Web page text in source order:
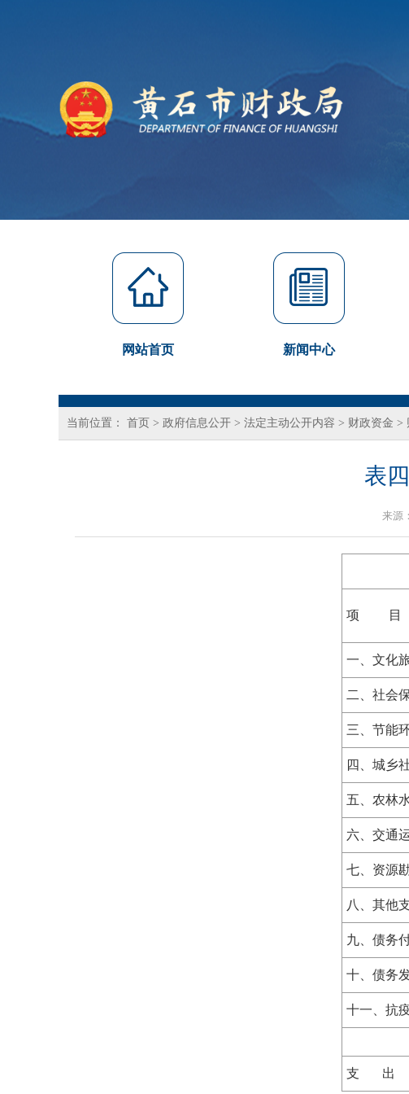
网站首页 新闻中心
当前位置： 首页 > 政府信息公开 > 法定主动公开内容 > 财政资金 >
表
来源：
项 目
一、文化
二、社会
三、节能
四、城乡
五、农林
六、交通
七、资源
八、其他
九、债务
十、债务
十一、抗
支 出